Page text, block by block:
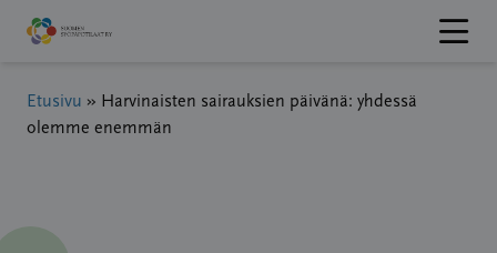
Hyppää
sisältöön
Etusivu » Harvinaisten sairauksien päivänä: yhdessä
olemme enemmän